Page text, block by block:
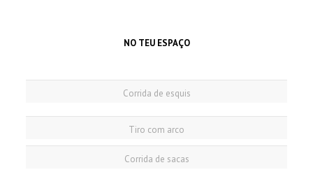
NO TEU ESPAÇO
Corrida de esquis
Tiro com arco
Corrida de sacas